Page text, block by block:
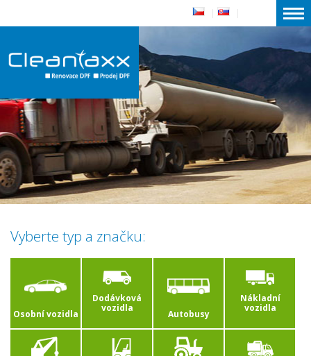
Vyberte typ a značku:
Osobní vozidla
Dodávková
vozidla
Autobusy
Nákladní
vozidla